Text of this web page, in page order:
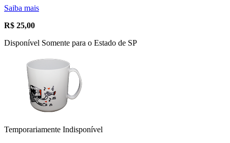
Saiba mais
R$ 25,00
Disponível Somente para o Estado de SP
Temporariamente Indisponível